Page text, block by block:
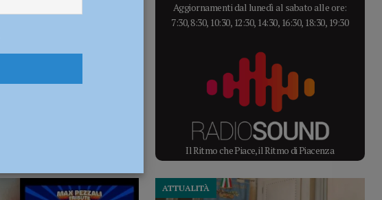
Aggiornamenti dal lunedì al sabato alle ore:
7:30, 8:30, 10:30, 12:30, 14:30, 16:30, 18:30, 19:30
Il Ritmo che Piace, il Ritmo di Piacenza
ATTUALITÀ